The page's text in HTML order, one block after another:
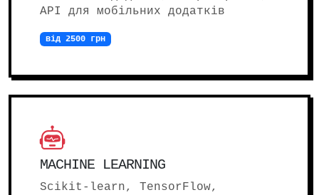
API для мобільних додатків
від 2500 грн
MACHINE LEARNING
Scikit-learn, TensorFlow,